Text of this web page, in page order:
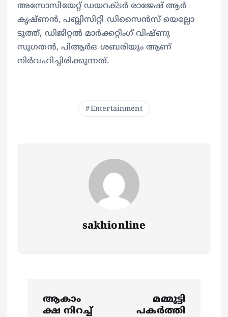
അസോസിയേറ്റ് ഡയറക്ടർ രാജേഷ് ആർ
കൃഷ്‍ണൻ, പബ്ലിസിറ്റി ഡിസൈൻസ് യെല്ലോ
ടൂത്ത്, ഡിജിറ്റൽ മാർക്കറ്റിംഗ് വിഷ്‍ണു
സുഗതൻ, പിആർഒ ശബരിയും ആണ്
നിര്‍വഹിച്ചിരിക്കുന്നത്.
Entertainment
sakhionline
ആകാം
ക്ഷ നിറച്ച്
മമ്മൂട്ടി
പകര്‍ത്തി